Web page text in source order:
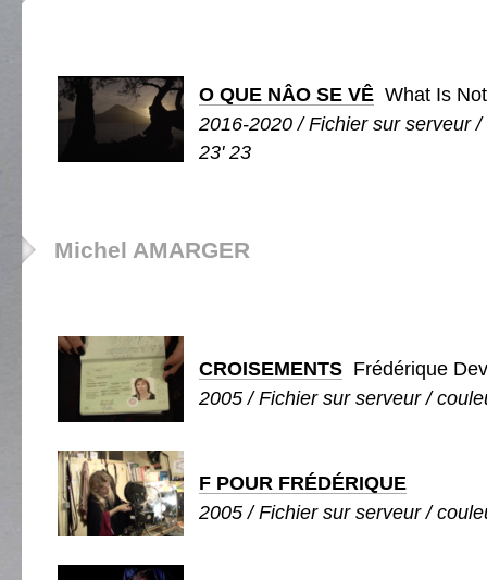
O QUE NÂO SE VÊ What Is
2016-2020 / Fichier sur serveur
23' 23
Michel AMARGER
CROISEMENTS Frédérique
2005 / Fichier sur serveur /
F POUR FRÉDÉRIQUE
2005 / Fichier sur serveur /